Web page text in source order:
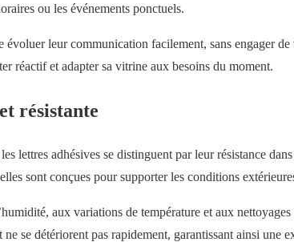
ou les événements ponctuels.
évoluer leur communication facilement, sans engager
réactif et adapter sa vitrine aux besoins du moment.
résistante
lettres adhésives se distinguent par leur résistance
sont conçues pour supporter les conditions
aux variations de température et aux
se détériorent pas rapidement, garantissant ainsi une